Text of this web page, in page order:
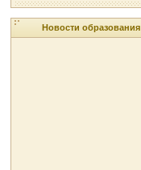
Новости образования